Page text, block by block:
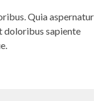
Quia aspernatur
doloribus sapiente